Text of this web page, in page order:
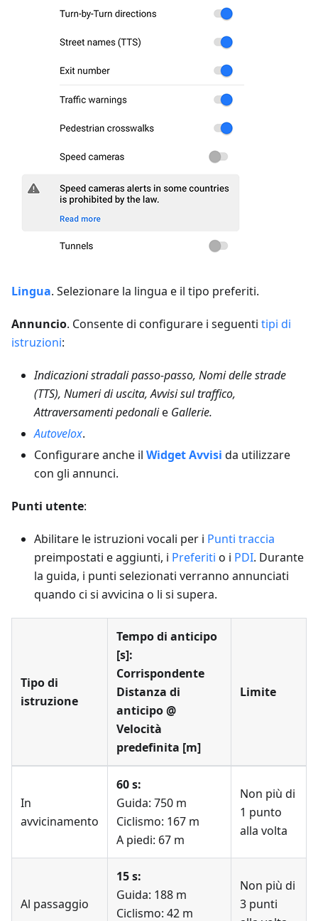
Lingua. Selezionare la lingua e il tipo preferiti.
Annuncio. Consente di configurare i seguenti tipi di
istruzioni:
Indicazioni stradali passo-passo, Nomi delle strade
(TTS), Numeri di uscita, Avvisi sul traffico,
Attraversamenti pedonalie Gallerie.
Autovelox.
Configurare anche il Widget Avvisi da utilizzare
con gli annunci.
Punti utente:
Abilitare le istruzioni vocali per i Punti traccia
preimpostati e aggiunti, i Preferiti o i PDI. Durante
la guida, i punti selezionati verranno annunciati
quando ci si avvicina o li si supera.
Tipo di
istruzione
Tempo di anticipo
[s]:
Corrispondente
Distanza di
anticipo @
Velocità
predefinita [m]
Limite
In
avvicinamento
60 s:
Guida: 750 m
Ciclismo: 167 m
A piedi: 67 m
Non più di
1 punto
alla volta
Al passaggio
15 s:
Guida: 188 m
Ciclismo: 42 m
Non più di
3 punti